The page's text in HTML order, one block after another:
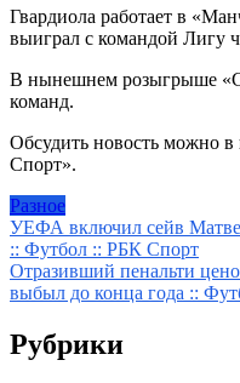
Гвардиола работает в
выиграл с командой Лигу
В нынешнем розыгрыше
команд.
Обсудить новость можно
Спорт».
Разное
Навигация
по
записям
УЕФА включил сейв
:: Футбол :: РБК Спорт
Отразивший пенальти
выбыл до конца года ::
Рубрики